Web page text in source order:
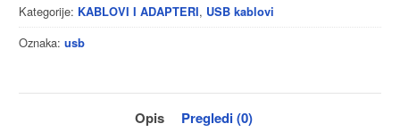
Kategorije: KABLOVI I ADAPTERI, USB kablovi
Oznaka: usb
Opis Pregledi (0)